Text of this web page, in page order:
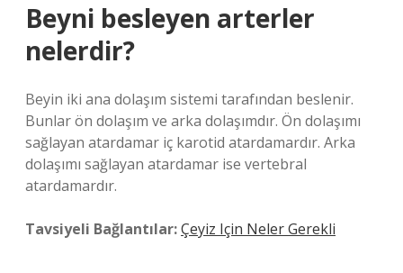
Beyni besleyen arterler
nelerdir?
Beyin iki ana dolaşım sistemi tarafından beslenir.
Bunlar ön dolaşım ve arka dolaşımdır. Ön dolaşımı
sağlayan atardamar iç karotid atardamardır. Arka
dolaşımı sağlayan atardamar ise vertebral
atardamardır.
Tavsiyeli Bağlantılar:Çeyiz Için Neler Gerekli